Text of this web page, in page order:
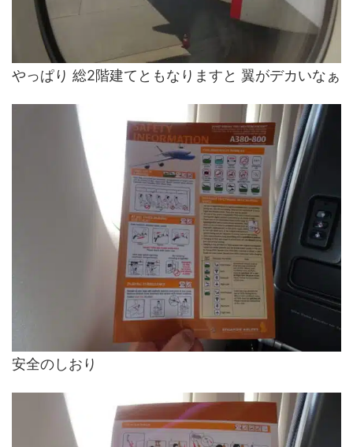
やっぱり 総2階建てともなりますと 翼がデカいなぁ
安全のしおり